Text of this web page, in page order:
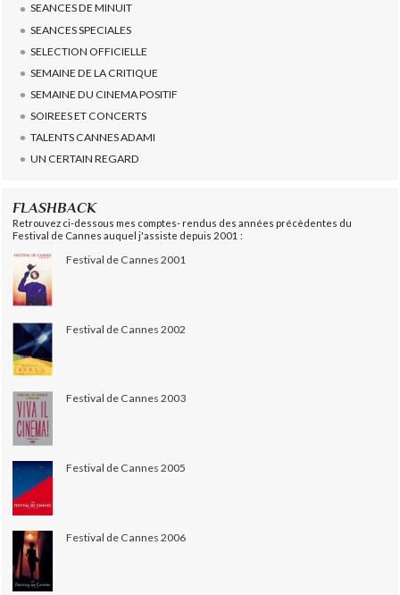
SEANCES DE MINUIT
SEANCES SPECIALES
SELECTION OFFICIELLE
SEMAINE DE LA CRITIQUE
SEMAINE DU CINEMA POSITIF
SOIREES ET CONCERTS
TALENTS CANNES ADAMI
UN CERTAIN REGARD
FLASHBACK
Retrouvez ci-dessous mes comptes- rendus des années précèdentes du
Festival de Cannes auquel j'assiste depuis 2001 :
Festival de Cannes 2001
Festival de Cannes 2002
Festival de Cannes 2003
Festival de Cannes 2005
Festival de Cannes 2006